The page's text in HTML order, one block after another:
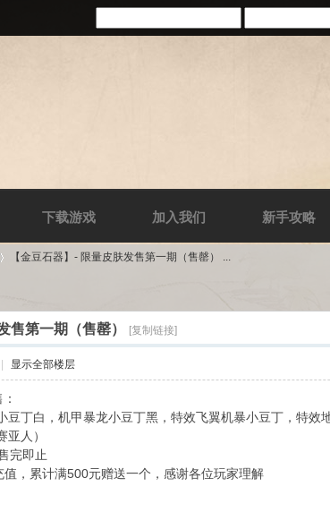
下载游戏 加入我们 新手攻略
【金豆石器】- 限量皮肤发售第一期（售罄） ...
售第一期（售罄） [复制链接]
显示全部楼层
豆丁白，机甲暴龙小豆丁黑，特效飞翼机暴小豆丁，特效
人）
完即止
，累计满500元赠送一个，感谢各位玩家理解